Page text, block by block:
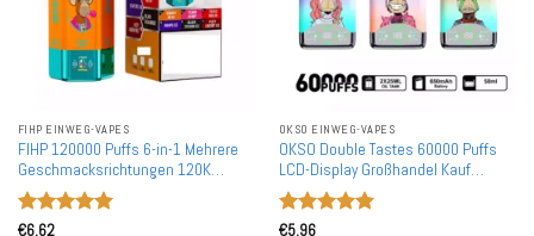
FIHP EINWEG-VAPES
FIHP 120000 Puffs 6-in-1 Mehrere
Geschmacksrichtungen 120K
Großkauf Aufladbare Einweg-Vapes
Großhandel
Bewertet
€6.62
OKSO EINWEG-VAPES
OKSO Double Tastes 60000 Puffs
LCD-Display Großhandel Kauf
Aufladbare Einweg-Vapes
Bewertet
€5.96